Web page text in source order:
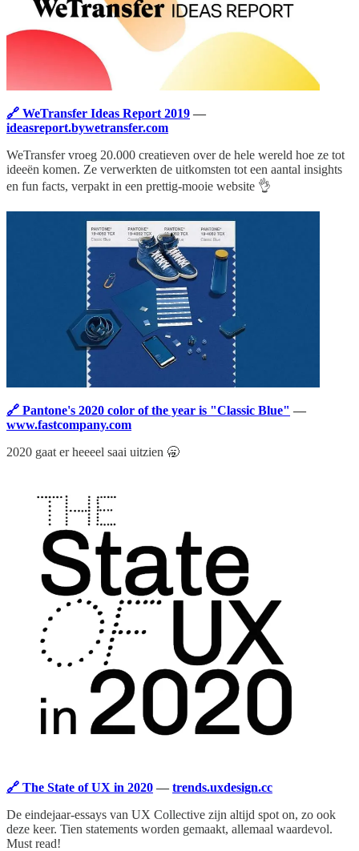
🔗 WeTransfer Ideas Report 2019 —
ideasreport.bywetransfer.com
WeTransfer vroeg 20.000 creatieven over de hele wereld hoe ze tot
ideeën komen. Ze verwerkten de uitkomsten tot een aantal insights
en fun facts, verpakt in een prettig-mooie website 👌
🔗 Pantone's 2020 color of the year is "Classic Blue" —
www.fastcompany.com
2020 gaat er heeeel saai uitzien 🥱
🔗 The State of UX in 2020 — trends.uxdesign.cc
De eindejaar-essays van UX Collective zijn altijd spot on, zo ook
deze keer. Tien statements worden gemaakt, allemaal waardevol.
Must read!